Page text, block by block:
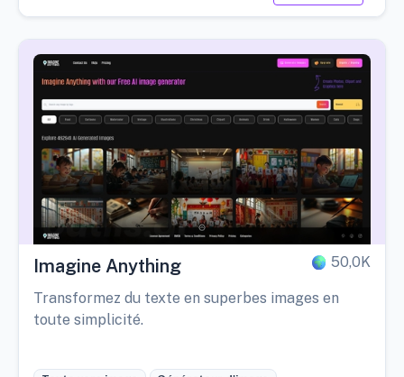
Imagine Anything 50,0K
Transformez du texte en superbes images en
toute simplicité.